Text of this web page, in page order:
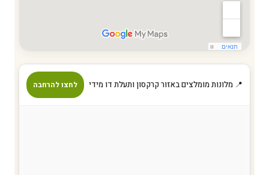
📍 מלונות מומלצים באזור קרקסון ותעלת דו מידי לחצו להרחבה